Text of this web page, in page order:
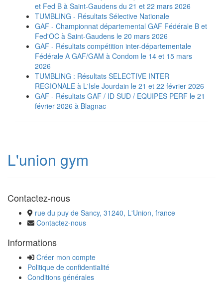
et Fed B à Saint-Gaudens du 21 et 22 mars 2026
TUMBLING - Résultats Sélective Nationale
GAF - Championnat départemental GAF Fédérale B et
Fed'OC à Saint-Gaudens le 20 mars 2026
GAF - Résultats compétition inter-départementale
Fédérale A GAF/GAM à Condom le 14 et 15 mars
2026
TUMBLING : Résultats SELECTIVE INTER
REGIONALE à L'Isle Jourdain le 21 et 22 février 2026
GAF - Résultats GAF / ID SUD / EQUIPES PERF le 21
février 2026 à Blagnac
L'union gym
Contactez-nous
rue du puy de Sancy, 31240, L'Union, france
Contactez-nous
Informations
Créer mon compte
Politique de confidentialité
Conditions générales